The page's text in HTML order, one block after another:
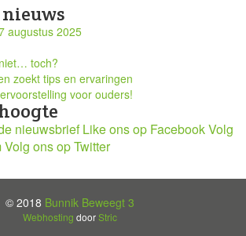
augustus 2025
toch?
zoekt tips en ervaringen
voor ouders!
nieuwsbrief Like ons op FacebookVolg
Volg ons op Twitter
© 2018 Bunnik Beweegt 3
Webhosting doorStric